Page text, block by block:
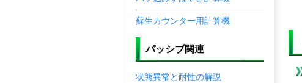
蘇生カウンター用計算機
パッシブ関連
状態異常と耐性の解説